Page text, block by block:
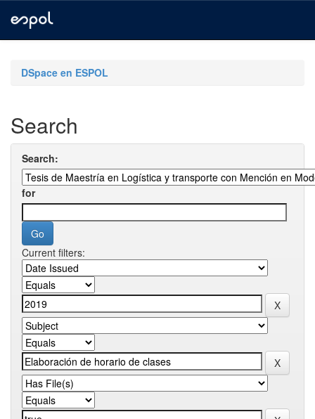
navigationDSpace en ESPOL
Search
Search:
for
Current filters: